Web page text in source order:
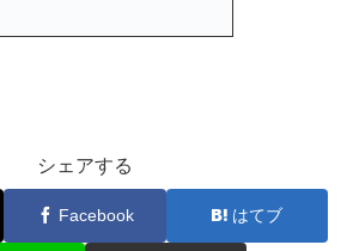
シェアする
Facebook はてブ